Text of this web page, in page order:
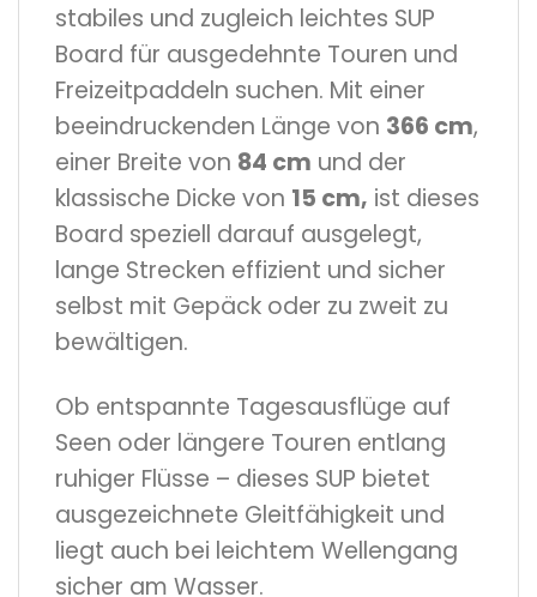
stabiles und zugleich leichtes SUP
Board für ausgedehnte Touren und
Freizeitpaddeln suchen. Mit einer
beeindruckenden Länge von 366 cm,
einer Breite von 84 cm und der
klassische Dicke von 15 cm, ist dieses
Board speziell darauf ausgelegt,
lange Strecken effizient und sicher
selbst mit Gepäck oder zu zweit zu
bewältigen.
Ob entspannte Tagesausflüge auf
Seen oder längere Touren entlang
ruhiger Flüsse – dieses SUP bietet
ausgezeichnete Gleitfähigkeit und
liegt auch bei leichtem Wellengang
sicher am Wasser.